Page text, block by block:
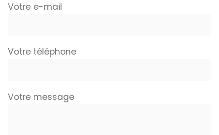
Votre e-mail
Votre téléphone
Votre message